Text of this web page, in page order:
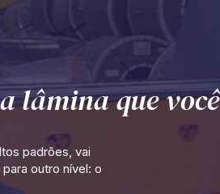
lâmina que você
padrões, vai
outro nível: o